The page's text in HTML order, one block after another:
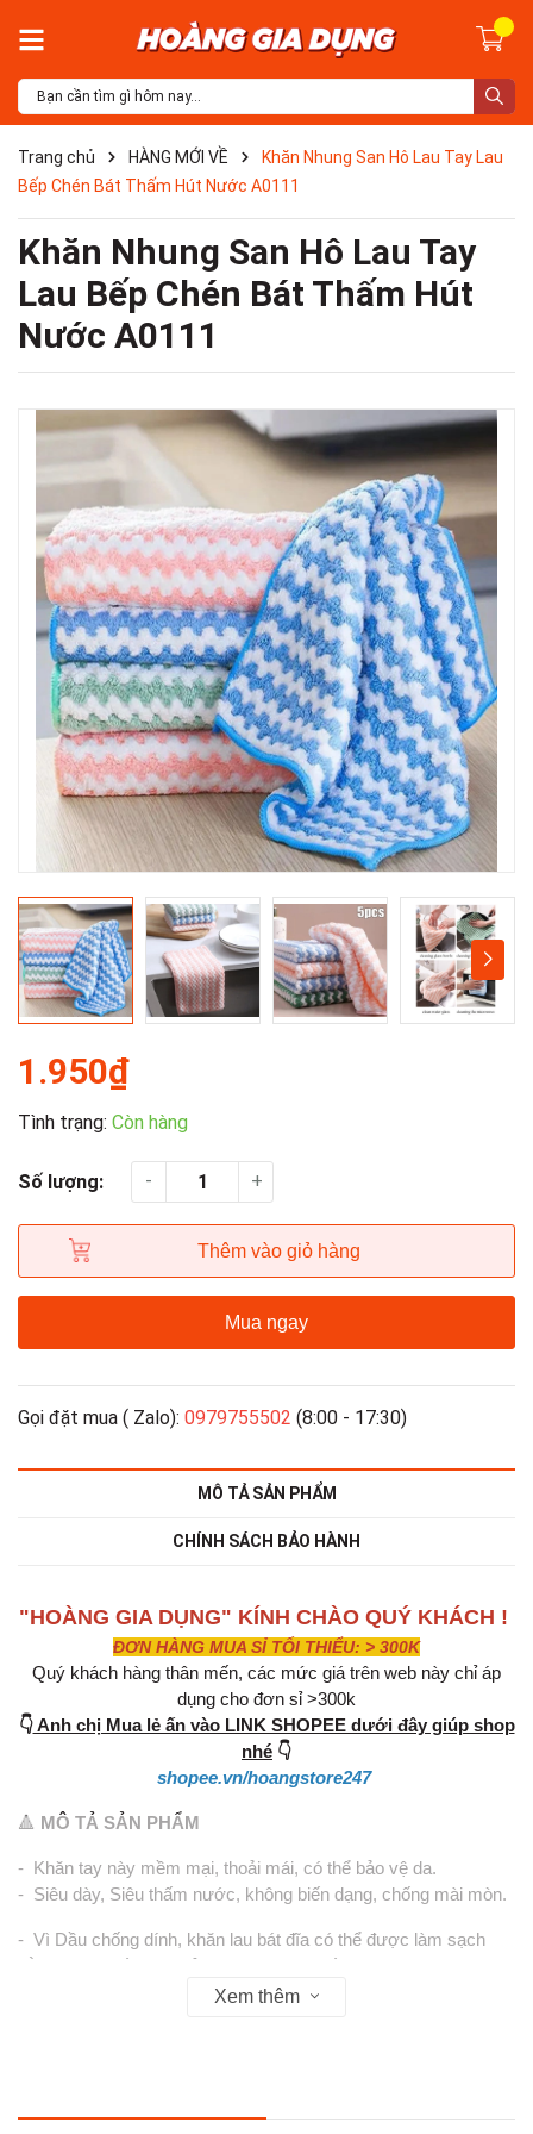
Trang chủ HÀNG MỚI VỀ
Khăn Nhung San Hô Lau Tay Lau
Bếp Chén Bát Thấm Hút Nước A0111
Khăn Nhung San Hô Lau Tay
Lau Bếp Chén Bát Thấm Hút
Nước A0111
1.950₫
Tình trạng: Còn hàng
Số lượng: - +
Thêm vào giỏ hàng
Mua ngay
Gọi đặt mua ( Zalo): 0979755502 (8:00 - 17:30)
MÔ TẢ SẢN PHẨM
CHÍNH SÁCH BẢO HÀNH
"HOÀNG GIA DỤNG" KÍNH CHÀO QUÝ KHÁCH !
ĐƠN HÀNG MUA SỈ TỐI THIỂU: > 300K
Quý khách hàng thân mến, các mức giá trên web này chỉ áp
dụng cho đơn sỉ >300k
👇Anh chị Mua lẻ ấn vào LINK SHOPEE dưới đây giúp shop
nhé 👇
shopee.vn/hoangstore247
🔺 MÔ TẢ SẢN PHẨM
- Khăn tay này mềm mại, thoải mái, có thể bảo vệ da.
- Siêu dày, Siêu thấm nước, không biến dạng, chống mài mòn.
- Vì Dầu chống dính, khăn lau bát đĩa có thể được làm sạch
bằng nước, rất hoàn hảo cho việc nhà bếp sạch sẽ.
Xem thêm